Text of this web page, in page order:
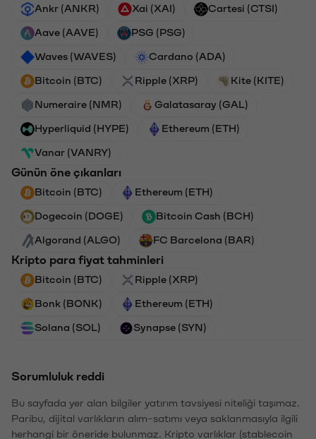
Ankr (ANKR) Xai (XAI) Cartesi (CTSI)
Aave (AAVE) PSG (PSG)
Waves (WAVES) Cardano (ADA)
Bitcoin (BTC) Ripple (XRP) Kite (KITE)
Numeraire (NMR) Galatasaray (GAL)
Hyperliquid (HYPE) Ethereum (ETH)
Vanar (VANRY)
Günün öne çıkanları
Bitcoin (BTC) Ethereum (ETH)
Dogecoin (DOGE) Bitcoin Cash (BCH)
Algorand (ALGO) FC Barcelona (BAR)
Kripto para fiyat tahminleri
Bitcoin (BTC) Ripple (XRP)
Bonk (BONK) Ethereum (ETH)
Solana (SOL) Synapse (SYN)
Sorumluluk reddi
Bu sayfada yer alan bilgiler yatırım tavsiyesi niteliği taşımaz.
Paribu, dijital varlıkların alım-satımı veya saklanmasıyla ilgili
herhangi bir öneride bulunmaz. Kripto varlıklar (stablecoin